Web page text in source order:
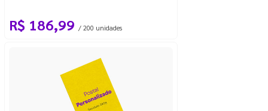
R$ 186,99 / 200 unidades